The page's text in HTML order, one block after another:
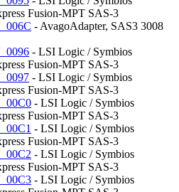
Fusion-MPT SAS-3
- AvagoAdapter, SAS3 3008
- LSI Logic / Symbios
Fusion-MPT SAS-3
- LSI Logic / Symbios
Fusion-MPT SAS-3
- LSI Logic / Symbios
Fusion-MPT SAS-3
- LSI Logic / Symbios
Fusion-MPT SAS-3
- LSI Logic / Symbios
Fusion-MPT SAS-3
- LSI Logic / Symbios